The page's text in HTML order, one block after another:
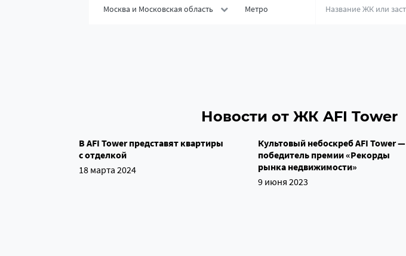
Москва и Московская область Метро
Новости от ЖК AFI Tower
В AFI Tower представят квартиры
с отделкой
18 марта 2024
Культовый небоскреб AFI Tower —
победитель премии «Рекорды
рынка недвижимости»
9 июня 2023